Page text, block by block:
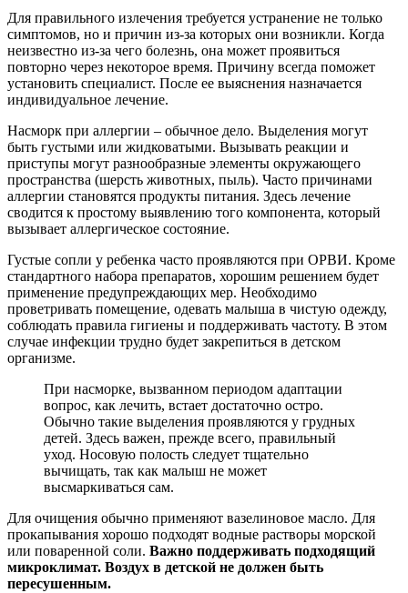
Для правильного излечения требуется устранение не только
симптомов, но и причин из-за которых они возникли. Когда
неизвестно из-за чего болезнь, она может проявиться
повторно через некоторое время. Причину всегда поможет
установить специалист. После ее выяснения назначается
индивидуальное лечение.
Насморк при аллергии – обычное дело. Выделения могут
быть густыми или жидковатыми. Вызывать реакции и
приступы могут разнообразные элементы окружающего
пространства (шерсть животных, пыль). Часто причинами
аллергии становятся продукты питания. Здесь лечение
сводится к простому выявлению того компонента, который
вызывает аллергическое состояние.
Густые сопли у ребенка часто проявляются при ОРВИ. Кроме
стандартного набора препаратов, хорошим решением будет
применение предупреждающих мер. Необходимо
проветривать помещение, одевать малыша в чистую одежду,
соблюдать правила гигиены и поддерживать частоту. В этом
случае инфекции трудно будет закрепиться в детском
организме.
При насморке, вызванном периодом адаптации
вопрос, как лечить, встает достаточно остро.
Обычно такие выделения проявляются у грудных
детей. Здесь важен, прежде всего, правильный
уход. Носовую полость следует тщательно
вычищать, так как малыш не может
высмаркиваться сам.
Для очищения обычно применяют вазелиновое масло. Для
прокапывания хорошо подходят водные растворы морской
или поваренной соли. Важно поддерживать подходящий
микроклимат. Воздух в детской не должен быть
пересушенным.